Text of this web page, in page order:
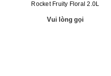
Rocket Fruity Floral 2.0L
Vui lòng gọi